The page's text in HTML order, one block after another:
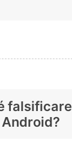
falsificare